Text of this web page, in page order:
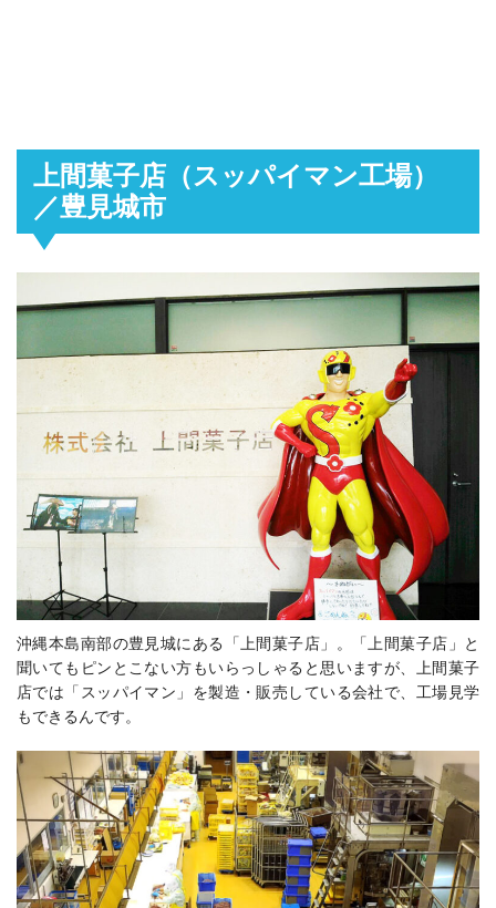
上間菓子店（スッパイマン工場）
／豊見城市
沖縄本島南部の豊見城にある「上間菓子店」。「上間菓子店」と
聞いてもピンとこない方もいらっしゃると思いますが、上間菓子
店では「スッパイマン」を製造・販売している会社で、工場見学
もできるんです。